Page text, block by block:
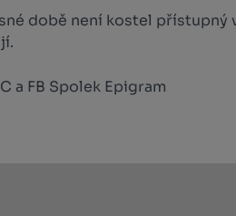
době není kostel přístupný
a FB Spolek Epigram